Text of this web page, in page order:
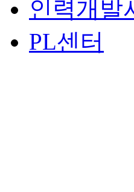
인력개발
PL센터